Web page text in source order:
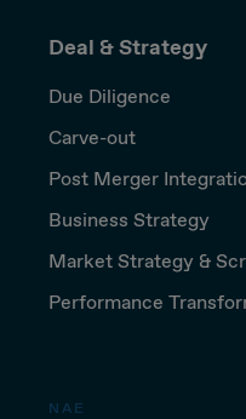
Deal & Strategy
Due Diligence
Carve-out
Post Merger
Business Strategy
Market Strategy &
Performance
NAE